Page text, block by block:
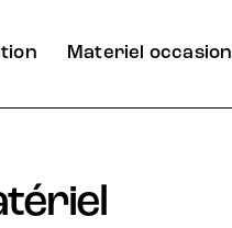
Materiel occasion